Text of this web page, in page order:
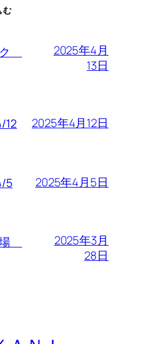
む
2025年4月
13日
2025年4月12日
5 2025年4月5日
2025年3月
28日